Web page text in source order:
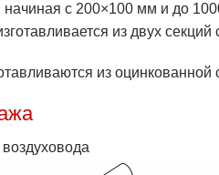
начиная с 200×100 мм и до
из двух
из оцинкованной